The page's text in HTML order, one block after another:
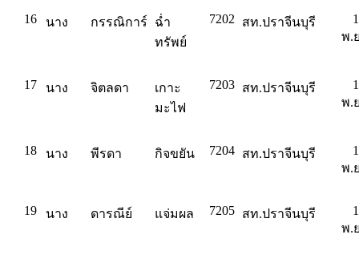
16 นาง กรรณิการ์
ฉ่ำ
ทรัพย์
7202 สท.ปราจีนบุรี
พ.
17 นาง จิตลดา
เกาะ
มะไฟ
7203 สท.ปราจีนบุรี
พ.
18 นาง พีรดา กิจขยัน 7204 สท.ปราจีนบุรี
พ.
19 นาง ดารณีย์ แจ่มผล 7205 สท.ปราจีนบุรี
พ.